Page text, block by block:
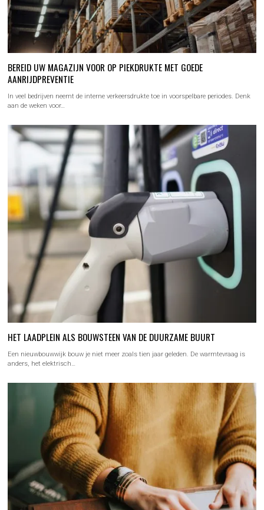
BEREID UW MAGAZIJN VOOR OP PIEKDRUKTE MET GOEDE
AANRIJDPREVENTIE
In veel bedrijven neemt de interne verkeersdrukte toe in voorspelbare periodes. Denk
aan de weken voor…
HET LAADPLEIN ALS BOUWSTEEN VAN DE DUURZAME BUURT
Een nieuwbouwwijk bouw je niet meer zoals tien jaar geleden. De warmtevraag is
anders, het elektrisch…